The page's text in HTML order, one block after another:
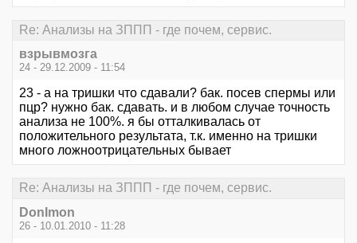
Re: Анализы на ЗППП - где почем, сервис.
взрывмозга
24 - 29.12.2009 - 11:54
23 - а на тришки что сдавали? бак. посев спермы или
пцр? нужно бак. сдавать. и в любом случае точность
анализа не 100%. я бы отталкивалась от
положительного результата, т.к. именно на тришки
много ложноотрицательных бывает
Re: Анализы на ЗППП - где почем, сервис.
DonImon
26 - 10.01.2010 - 11:28